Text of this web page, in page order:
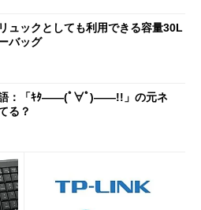
ュックとしても利用できる容量30L
バッグ
語：「ｷﾀ――(ﾟ∀ﾟ)――!!」の元ネ
る？